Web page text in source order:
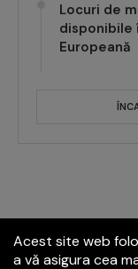
Locuri de
disponibile
Europeană
Acest site web
a vă asigura cea